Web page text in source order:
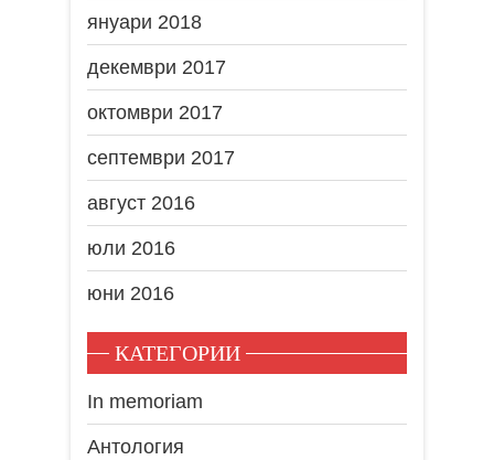
януари 2018
декември 2017
октомври 2017
септември 2017
август 2016
юли 2016
юни 2016
КАТЕГОРИИ
In memoriam
Антология